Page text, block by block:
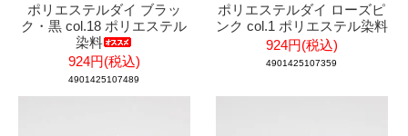
ポリエステルダイ ブラッ
ク・黒 col.18 ポリエステル
染料
924円(税込)
4901425107489
ポリエステルダイ ローズピ
ンク col.1 ポリエステル染料
924円(税込)
4901425107359